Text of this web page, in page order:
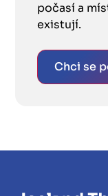
počasí a
existují.
Chci se